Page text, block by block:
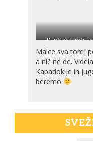
Darjo je naročil
Malce sva torej
a nič ne de.
Kapadokije in
beremo